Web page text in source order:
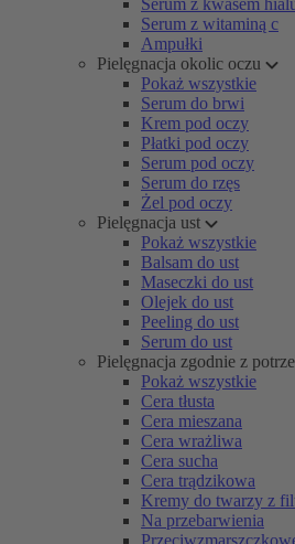
Serum z kwasem
Serum z witaminą c
Ampułki
Pielęgnacja okolic oczu
Pokaż wszystkie
Serum do brwi
Krem pod oczy
Płatki pod oczy
Serum pod oczy
Serum do rzęs
Żel pod oczy
Pielęgnacja ust
Pokaż wszystkie
Balsam do ust
Maseczki do ust
Olejek do ust
Peeling do ust
Serum do ust
Pielęgnacja zgodnie z
Pokaż wszystkie
Cera tłusta
Cera mieszana
Cera wrażliwa
Cera sucha
Cera trądzikowa
Kremy do twarzy z
Na przebarwienia